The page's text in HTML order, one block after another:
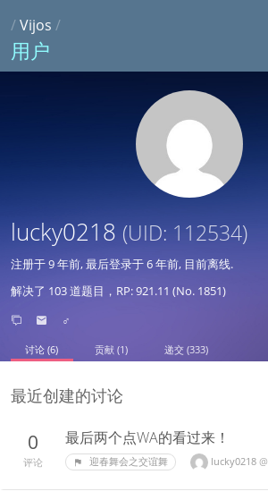
/Vijos /
用户
lucky0218 (UID: 112534)
注册于9 年前, 最后登录于6 年前, 目前离线.
解决了 103 道题目，RP: 921.11 (No. 1851)
♂
讨论 (6) 贡献 (1) 递交 (333)
最近创建的讨论
0
评论
最后两个点WA的看过来！
迎春舞会之交谊舞 lucky0218 @